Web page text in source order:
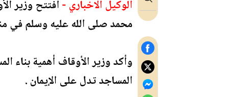
الوكيل الاخباري -افتتح وزير
محمد صلى الله عليه وسلم في
وأكد وزير الأوقاف أهمية بناء
المساجد تدل على الإيمان .